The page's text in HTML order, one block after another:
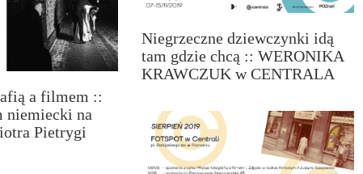
Niegrzeczne dziewczynki idą
tam gdzie chcą :: WERONIKA
KRAWCZUK w CENTRALA
a filmem ::
niemiecki na
Pietrygi